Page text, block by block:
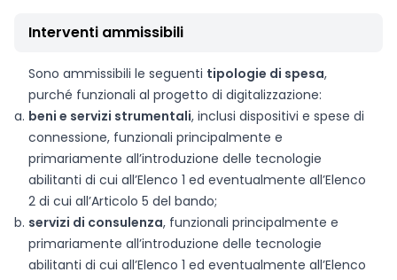
Interventi ammissibili
Sono ammissibili le seguenti tipologie di spesa,
purché funzionali al progetto di digitalizzazione:
beni e servizi strumentali, inclusi dispositivi e spese di
connessione, funzionali principalmente e
primariamente all’introduzione delle tecnologie
abilitanti di cui all’Elenco 1 ed eventualmente all’Elenco
2 di cui all’Articolo 5 del bando;
servizi di consulenza, funzionali principalmente e
primariamente all’introduzione delle tecnologie
abilitanti di cui all’Elenco 1 ed eventualmente all’Elenco